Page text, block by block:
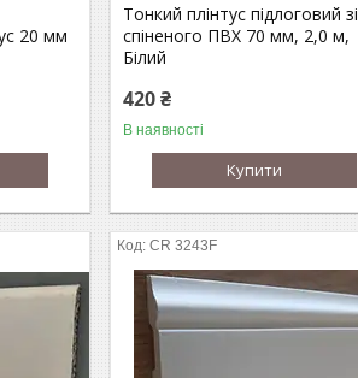
20 мм
Тонкий плінтус підлоговий зі
спіненого ПВХ 70 мм, 2,0 м,
Білий
420 ₴
В наявності
Купити
CR 3243F